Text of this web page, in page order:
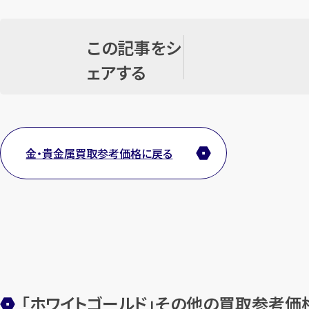
この記事をシ
ェアする
金・貴金属買取参考価格に戻る
「ホワイトゴールド」その他の買取参考価